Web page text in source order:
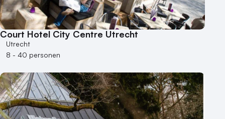
250 - 500 personen
500+ personen
Bijzondere locaties
Buitenlocatie
Duurzame locatie
Groene locatie
Heisessie
Hotel
Court Hotel City Centre Utrecht
Utrecht
8 - 40 personen